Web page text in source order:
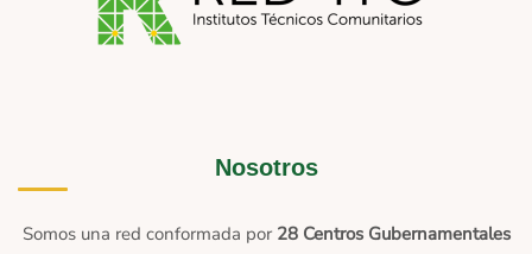
Nosotros
Somos una red conformada por 28 Centros Gubernamentales